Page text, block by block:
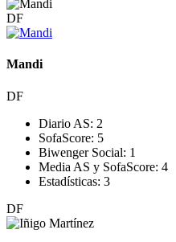
DF
Mandi
DF
Diario AS: 2
SofaScore: 5
Biwenger Social: 1
Media AS y SofaScore: 4
Estadísticas: 3
DF